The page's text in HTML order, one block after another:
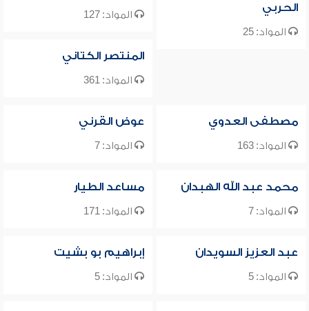
الحربي
المواد: 25
المواد: 127
المنتصر الكتاني
المواد: 361
مصطفى العدوي
المواد: 163
عوض القرني
المواد: 7
محمد عبد الله الهبدان
المواد: 7
مساعد الطيار
المواد: 171
عبد العزيز السويدان
المواد: 5
إبراهيم بو بشيت
المواد: 5